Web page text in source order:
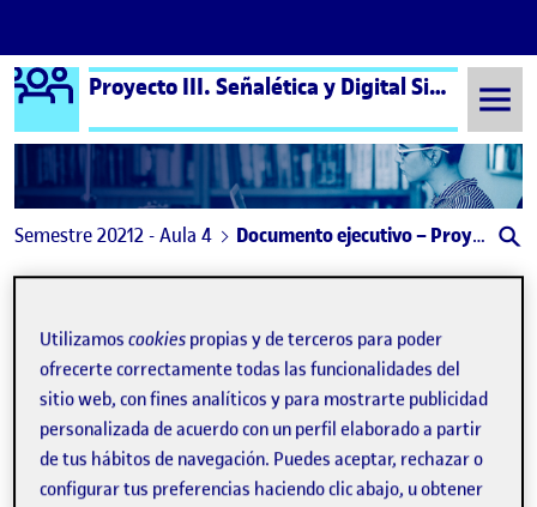
Saltar al contenido
Logo Ágora Proyecto III. Señalética y Digital Signage aula 4
Semestre 20212 - Aula 4 Documento ejecutivo – Proyectos Señalética y Digital Signage
Navegación de entradas
: DOCUMENTO EJECUTIVO
Publicado porDocumento ejecutivo –
Publicado por
Elsa Díaz Escribano
Visibilidad:
Pública 26 Jun 2022 comentario en Documento ejecutivo – Proyectos
Utilizamoscookies propias y de terceros para poder
ofrecerte correctamente todas las funcionalidades del
sitio web, con fines analíticos y para mostrarte publicidad
personalizada de acuerdo con un perfil elaborado a partir
de tus hábitos de navegación. Puedes aceptar, rechazar o
configurar tus preferencias haciendo clic abajo, u obtener